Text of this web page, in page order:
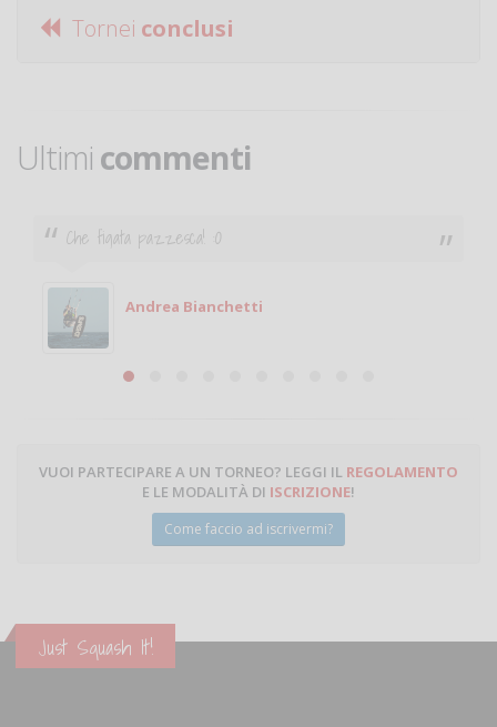
Tornei conclusi
Ultimi commenti
Ciao. Sono a Treviglio da poco e vorrei tornare a
Michele
Michele Miglionico
VUOI PARTECIPARE A UN TORNEO? LEGGI IL REGOLAMENTO
E LE MODALITÀ DI ISCRIZIONE!
Come faccio ad iscrivermi?
Just Squash It!